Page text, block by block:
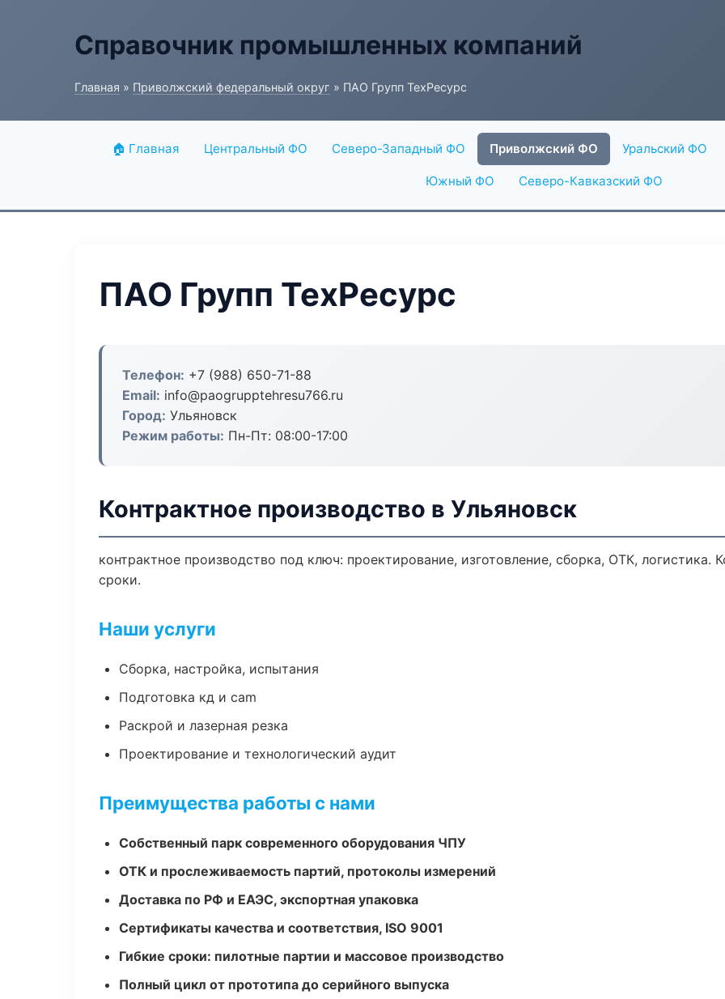
Справочник промышленных компаний
Главная » Приволжский федеральный округ » ПАО Групп ТехРесурс
🏠 Главная Центральный ФО Северо-Западный ФО Приволжский ФО Уральский ФО
Южный ФО Северо-Кавказский ФО
ПАО Групп ТехРесурс
Телефон: +7 (988) 650-71-88
Email: info@paogrupptehresu766.ru
Город: Ульяновск
Режим работы: Пн-Пт: 08:00-17:00
Контрактное производство в Ульяновск
контрактное производство под ключ: проектирование, изготовление, сборка, ОТК, логистика.
сроки.
Наши услуги
Сборка, настройка, испытания
Подготовка кд и cam
Раскрой и лазерная резка
Проектирование и технологический аудит
Преимущества работы с нами
Собственный парк современного оборудования ЧПУ
ОТК и прослеживаемость партий, протоколы измерений
Доставка по РФ и ЕАЭС, экспортная упаковка
Сертификаты качества и соответствия, ISO 9001
Гибкие сроки: пилотные партии и массовое производство
Полный цикл от прототипа до серийного выпуска